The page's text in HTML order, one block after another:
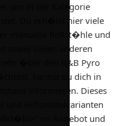
uns in der Kategorie
Du erh�lst hier viele
manuelle Rollst�hle und
sowie vielen anderen
�ber den B&B Pyro
kannst du dich in
informieren. Dieses
und Hilfsmittelvarianten
im Angebot und